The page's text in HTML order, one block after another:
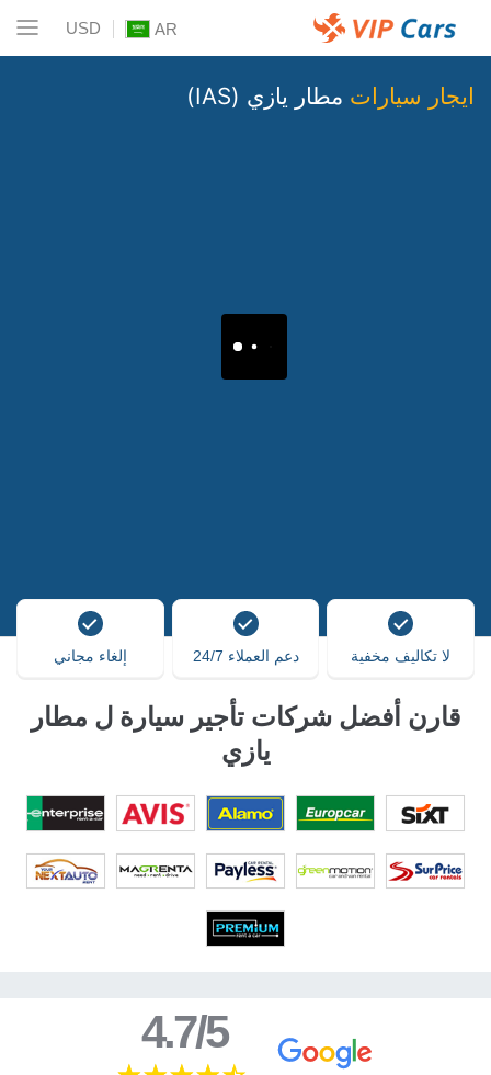
AR
USD
ايجار سيارات مطار يازي (IAS)
لا تكاليف مخفية دعم العملاء 24/7 إلغاء مجاني
قارن أفضل شركات تأجير سيارة ل مطار
يازي
4.7/5